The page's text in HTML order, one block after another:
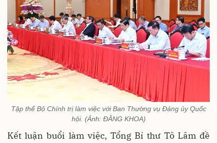
Tập thể Bộ Chính trị làm việc với Ban Thường vụ Đảng ủy Quốc
hội. (Ảnh: ĐĂNG KHOA)
Kết luận buổi làm việc, Tổng Bí thư Tô Lâm đề